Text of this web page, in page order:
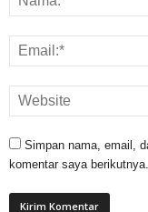
Simpan nama, email,
komentar saya berikutnya.